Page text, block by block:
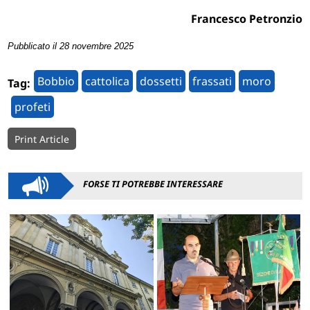
Francesco Petronzio
Pubblicato il 28 novembre 2025
Tag: Bobbio cattolica dossetti frassati
moro
profeti
Print Article
FORSE TI POTREBBE INTERESSARE